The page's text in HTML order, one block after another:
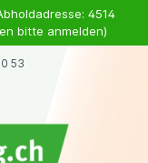
4514
bitte anmelden)
53